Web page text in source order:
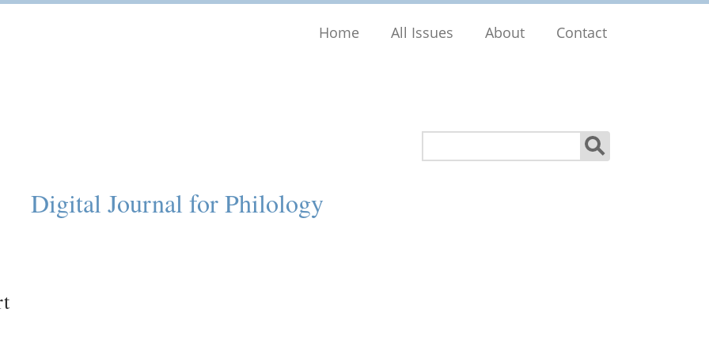
Home All Issues About Contact
Digital Journal for Philology